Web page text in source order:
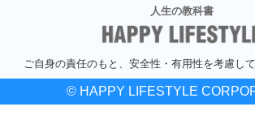
人生の教科書
ご自身の責任のもと、安全性・有用性を考慮し
© HAPPY LIFESTYLE